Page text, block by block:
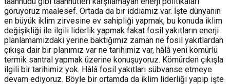
görüyoruz maalesef. Ortada da bir iddiamız var. İşte dünyanın
en büyük iklim zirvesine ev sahipliği yapmak, bu konuda iklim
değişikliği ile ilgili liderlik yapmak fakat fosil yakıtların enerji
planlamamızdaki yerine baktığımız zaman ne fosil yakıtlardan
çıkışa dair bir planımız var ne tarihimiz var, hâlâ yeni kömürlü
termik santral yapmak üzerine konuşuyoruz. Kömürden çıkışla
ilgili bir tarihimiz yok. Hâlâ fosil yakıtları sübvanse etmeye
devam ediyoruz. Böyle bir ortamda da iklim liderliği yapıp işte